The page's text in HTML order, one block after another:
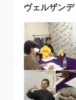
ヴェルザンデ